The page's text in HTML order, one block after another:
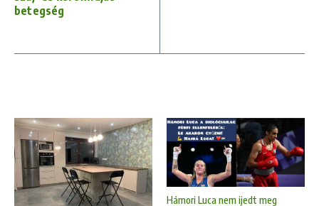
betegség
Hámori Luca nem ijedt meg